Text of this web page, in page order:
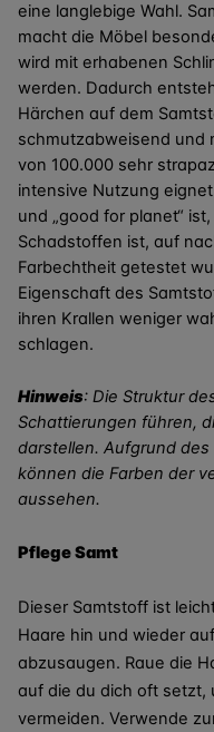
eine langlebige Wahl.
macht die Möbel
wird mit erhabenen
werden. Dadurch
Härchen auf dem
schmutzabweisend und
von 100.000 sehr
intensive Nutzung
und „good for planet“
Schadstoffen ist, auf
Farbechtheit getestet
Eigenschaft des
ihren Krallen weniger
schlagen.
Hinweis: Die Struktur
Schattierungen führen,
darstellen. Aufgrund
können die Farben der
aussehen.
Pflege Samt
Dieser Samtstoff ist
Haare hin und wieder
abzusaugen. Raue die
auf die du dich oft setzt,
vermeiden. Verwende